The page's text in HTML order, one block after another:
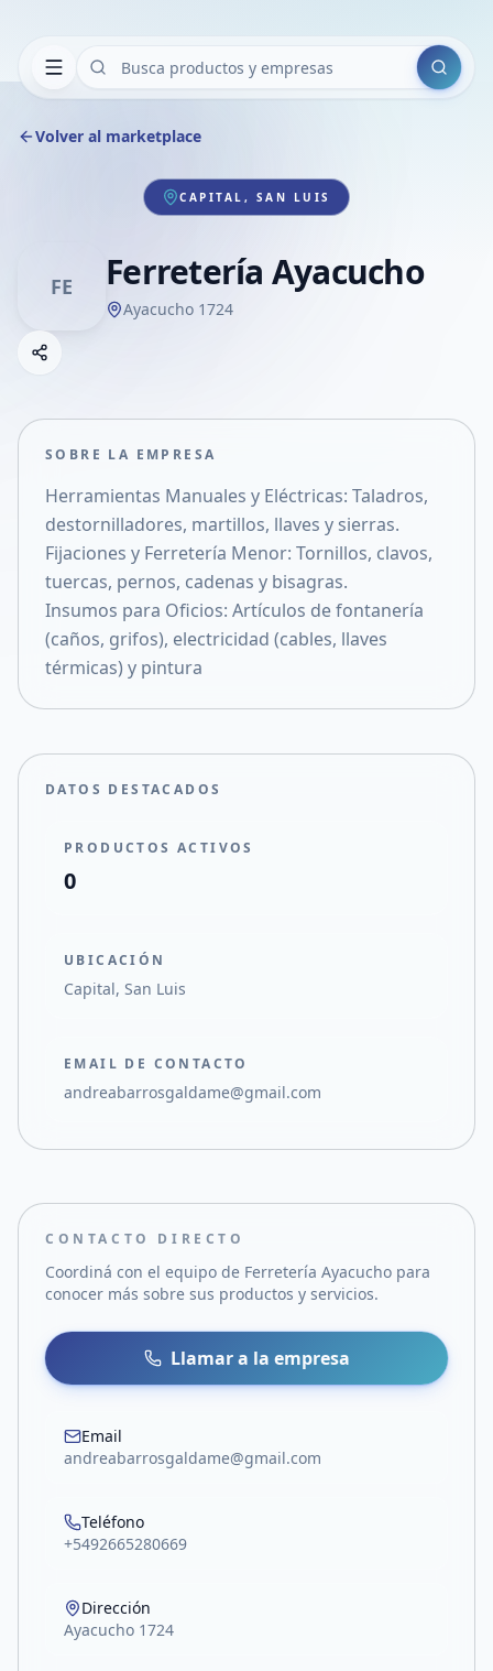
Buscar
Volver al marketplace
CAPITAL, SAN LUIS
FE Ferretería Ayacucho
Ayacucho 1724
Compartir empresa
Compartir en X
SOBRE LA EMPRESA
Herramientas Manuales y Eléctricas: Taladros,
destornilladores, martillos, llaves y sierras.
Fijaciones y Ferretería Menor: Tornillos, clavos,
tuercas, pernos, cadenas y bisagras.
Insumos para Oficios: Artículos de fontanería
(caños, grifos), electricidad (cables, llaves
térmicas) y pintura
DATOS DESTACADOS
PRODUCTOS ACTIVOS
0
UBICACIÓN
Capital, San Luis
EMAIL DE CONTACTO
andreabarrosgaldame@gmail.com
CONTACTO DIRECTO
Coordiná con el equipo de Ferretería Ayacucho para
conocer más sobre sus productos y servicios.
Llamar a la empresa
Email
andreabarrosgaldame@gmail.com
Teléfono
+5492665280669
Dirección
Ayacucho 1724